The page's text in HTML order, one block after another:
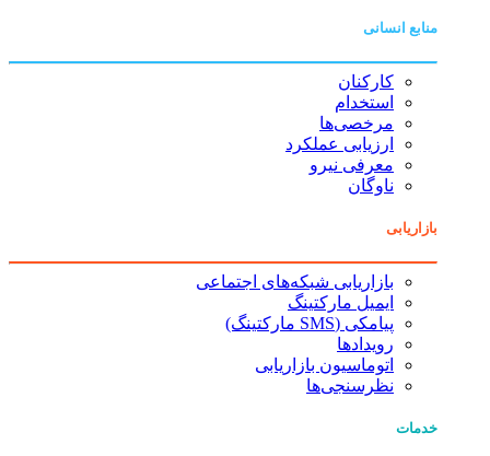
منابع انسانی
کارکنان
استخدام
مرخصی‌ها
ارزیابی عملکرد
معرفی نیرو
ناوگان
بازاریابی
بازاریابی شبکه‌های اجتماعی
ایمیل مارکتینگ
پیامکی (SMS مارکتینگ)
رویدادها
اتوماسیون بازاریابی
نظرسنجی‌ها
خدمات